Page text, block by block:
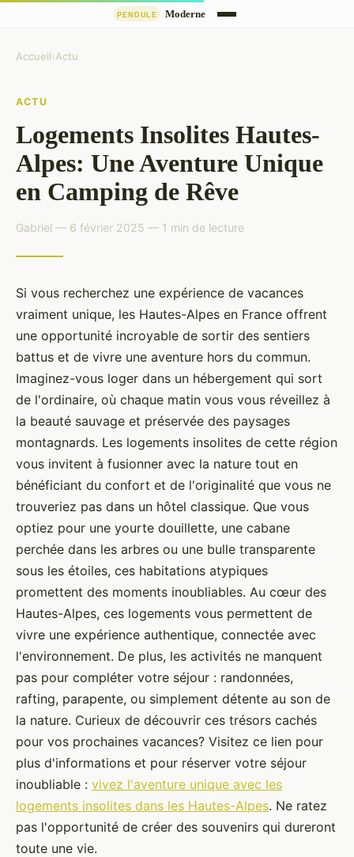
Accueil›Actu
ACTU
Logements Insolites Hautes-
Alpes: Une Aventure Unique
en Camping de Rêve
Gabriel — 6 février 2025 — 1 min de lecture
Si vous recherchez une expérience de vacances
vraiment unique, les Hautes-Alpes en France offrent
une opportunité incroyable de sortir des sentiers
battus et de vivre une aventure hors du commun.
Imaginez-vous loger dans un hébergement qui sort
de l'ordinaire, où chaque matin vous vous réveillez à
la beauté sauvage et préservée des paysages
montagnards. Les logements insolites de cette région
vous invitent à fusionner avec la nature tout en
bénéficiant du confort et de l'originalité que vous ne
trouveriez pas dans un hôtel classique. Que vous
optiez pour une yourte douillette, une cabane
perchée dans les arbres ou une bulle transparente
sous les étoiles, ces habitations atypiques
promettent des moments inoubliables. Au cœur des
Hautes-Alpes, ces logements vous permettent de
vivre une expérience authentique, connectée avec
l'environnement. De plus, les activités ne manquent
pas pour compléter votre séjour : randonnées,
rafting, parapente, ou simplement détente au son de
la nature. Curieux de découvrir ces trésors cachés
pour vos prochaines vacances? Visitez ce lien pour
plus d'informations et pour réserver votre séjour
inoubliable : vivez l'aventure unique avec les
logements insolites dans les Hautes-Alpes. Ne ratez
pas l'opportunité de créer des souvenirs qui dureront
toute une vie.